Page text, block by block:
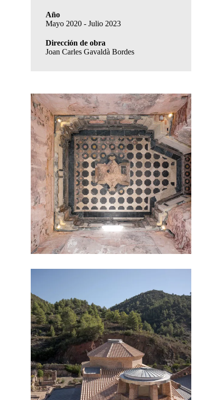
Año
Mayo 2020 - Julio 2023
Dirección de obra
Joan Carles Gavaldà Bordes